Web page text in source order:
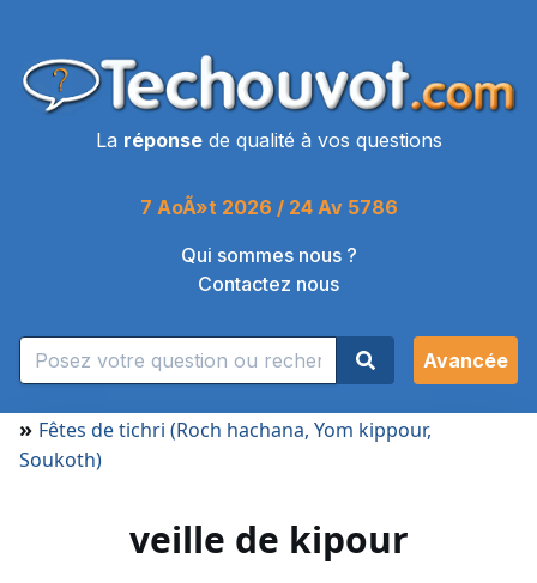
La réponsede qualité à vos questions
7 AoÃ»t 2026 / 24 Av 5786
Qui sommes nous ?
Contactez nous
Avancée
» Fêtes de tichri (Roch hachana, Yom kippour,
Soukoth)
veille de kipour